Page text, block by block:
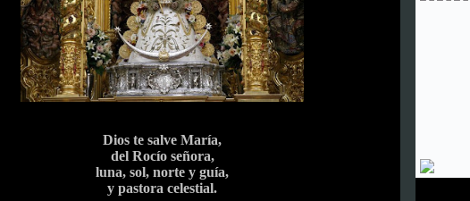
Dios te salve María,
del Rocío señora,
luna, sol, norte y guía,
y pastora celestial.